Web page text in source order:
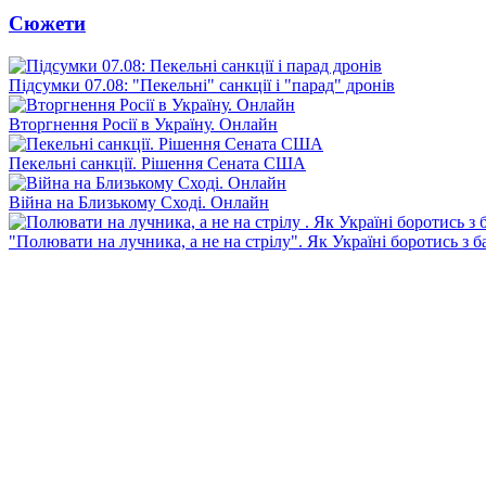
Сюжети
Підсумки 07.08: "Пекельні" санкції і "парад" дронів
Вторгнення Росії в Україну. Онлайн
Пекельні санкції. Рішення Сената США
Війна на Близькому Сході. Онлайн
"Полювати на лучника, а не на стрілу". Як Україні боротись з